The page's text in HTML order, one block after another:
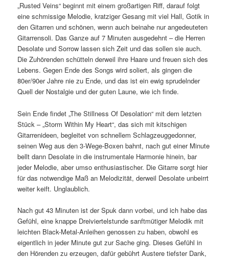
„Rusted Veins“ beginnt mit einem großartigen Riff, darauf folgt
eine schmissige Melodie, kratziger Gesang mit viel Hall, Gotik in
den Gitarren und schönen, wenn auch beinahe nur angedeuteten
Gitarrensoli. Das Ganze auf 7 Minuten ausgedehnt – die Herren
Desolate und Sorrow lassen sich Zeit und das sollen sie auch.
Die Zuhörenden schütteln derweil ihre Haare und freuen sich des
Lebens. Gegen Ende des Songs wird soliert, als gingen die
80er/90er Jahre nie zu Ende, und das ist ein ewig sprudelnder
Quell der Nostalgie und der guten Laune, wie ich finde.
Sein Ende findet „The Stillness Of Desolation“ mit dem letzten
Stück – „Storm Within My Heart“, das sich mit kitschigen
Gitarrenideen, begleitet von schnellem Schlagzeuggedonner,
seinen Weg aus den 3-Wege-Boxen bahnt, nach gut einer Minute
bellt dann Desolate in die instrumentale Harmonie hinein, bar
jeder Melodie, aber umso enthusiastischer. Die Gitarre sorgt hier
für das notwendige Maß an Melodizität, derweil Desolate unbeirrt
weiter keift. Unglaublich.
Nach gut 43 Minuten ist der Spuk dann vorbei, und ich habe das
Gefühl, eine knappe Dreiviertelstunde sanftmütiger Melodik mit
leichten Black-Metal-Anleihen genossen zu haben, obwohl es
eigentlich in jeder Minute gut zur Sache ging. Dieses Gefühl in
den Hörenden zu erzeugen, dafür gebührt Austere tiefster Dank,